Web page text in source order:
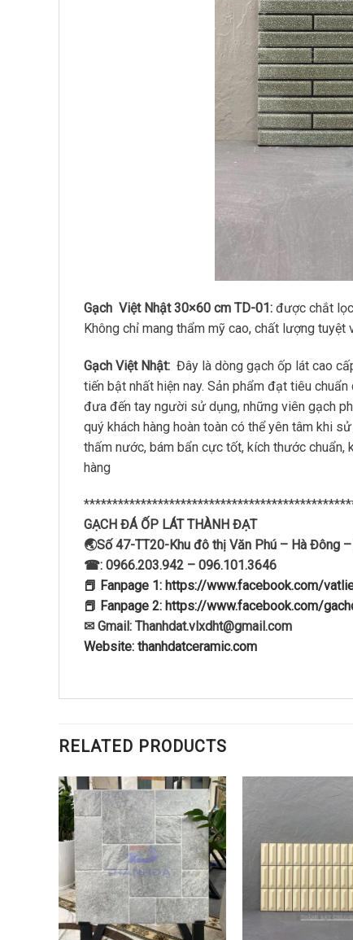
Gạch Việt Nhật 30×60 cm TD-01: được chắt
Không chỉ mang thẩm mỹ cao, chất lượng tuyệt
Gạch Việt Nhật: Đây là dòng gạch ốp lát cao
tiến bật nhất hiện nay. Sản phẩm đạt tiêu
đưa đến tay người sử dụng, những viên gạch
quý khách hàng hoàn toàn có thể yên tâm khi
thấm nước, bám bẩn cực tốt, kích thước
hàng
GẠCH ĐÁ ỐP LÁT THÀNH ĐẠT
🌏Số 47-TT20-Khu đô thị Văn Phú – Hà Đông
☎: 0966.203.942 – 096.101.3646
📕 Fanpage 1: https://www.facebook.com/
📕 Fanpage 2: https://www.facebook.com/
✉ Gmail: Thanhdat.vlxdht@gmail.com
Website: thanhdatceramic.com
RELATED PRODUCTS